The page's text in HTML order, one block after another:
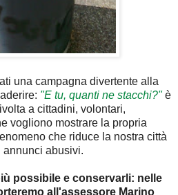
una campagna divertente alla
"E tu, quanti ne stacchi?"è
a cittadini, volontari,
vogliono mostrare la propria
che riduce la nostra città
annunci abusivi.
possibile e conservarli: nelle
all'assessore Marino